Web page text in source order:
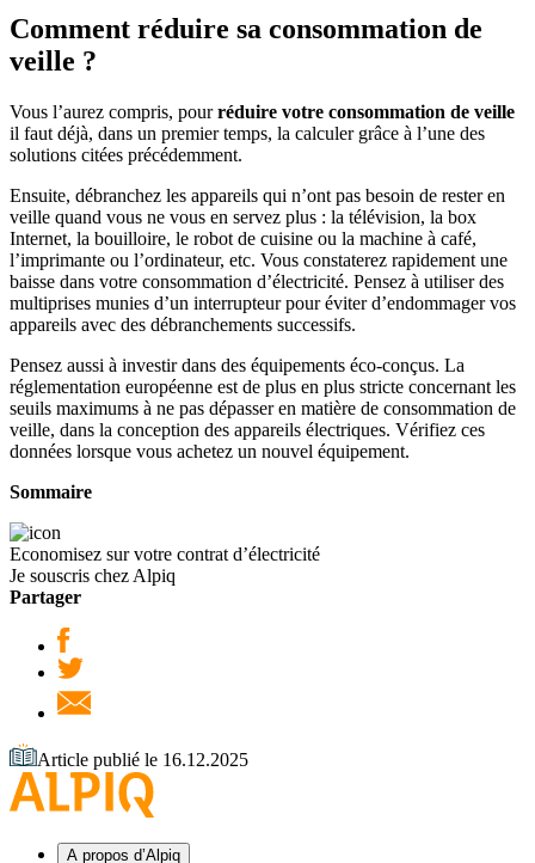
Comment réduire sa consommation de
veille ?
Vous l’aurez compris, pourréduire votre consommation de veille
il faut déjà, dans un premier temps, la calculer grâce à l’une des
solutions citées précédemment.
Ensuite, débranchez les appareils qui n’ont pas besoin de rester en
veille quand vous ne vous en servez plus : la télévision, la box
Internet, la bouilloire, le robot de cuisine ou la machine à café,
l’imprimante ou l’ordinateur, etc. Vous constaterez rapidement une
baisse dans votre consommation d’électricité. Pensez à utiliser des
multiprises munies d’un interrupteur pour éviter d’endommager vos
appareils avec des débranchements successifs.
Pensez aussi à investir dans des équipements éco-conçus. La
réglementation européenne est de plus en plus stricte concernant les
seuils maximums à ne pas dépasser en matière de consommation de
veille, dans la conception des appareils électriques. Vérifiez ces
données lorsque vous achetez un nouvel équipement.
Sommaire
Economisez sur votre contrat d’électricité
Je souscris chez Alpiq
Partager
Article publié le 16.12.2025
A propos d’Alpiq